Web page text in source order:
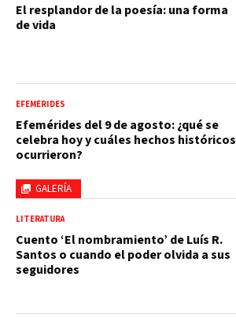
El resplandor de la poesía: una forma
de vida
GALERÍA
EFEMÉRIDES
Efemérides del 9 de agosto: ¿qué se
celebra hoy y cuáles hechos históricos
ocurrieron?
LITERATURA
Cuento ‘El nombramiento’ de Luís R.
Santos o cuando el poder olvida a sus
seguidores